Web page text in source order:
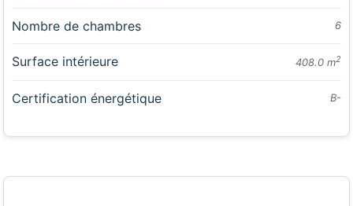
Nombre de chambres 6
Surface intérieure 408.0 m2
Certification énergétique B-